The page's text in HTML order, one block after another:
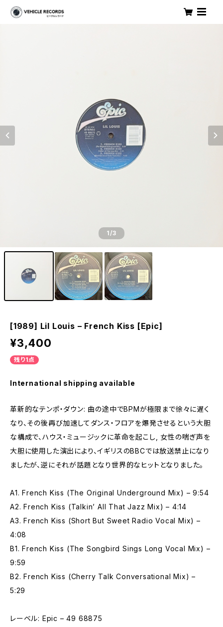
1/3
[1989] Lil Louis – French Kiss [Epic]
¥3,400
残り1点
International shipping available
革新的なテンポ・ダウン: 曲の途中でBPMが極限まで徐々に遅く
なり、その後再び加速してダンス・フロアを爆発させるという大胆
な構成で、ハウス・ミュージックに革命を起こし, 女性の喘ぎ声を
大胆に使用した演出により、イギリスのBBCでは放送禁止になり
ましたが、逆にそれが話題となり世界的なヒットとなりました。
A1. French Kiss (The Original Underground Mix) – 9:54
A2. French Kiss (Talkin’ All That Jazz Mix) – 4:14
A3. French Kiss (Short But Sweet Radio Vocal Mix) –
4:08
B1. French Kiss (The Songbird Sings Long Vocal Mix) –
9:59
B2. French Kiss (Cherry Talk Conversational Mix) –
5:29
レーベル: Epic – 49 68875